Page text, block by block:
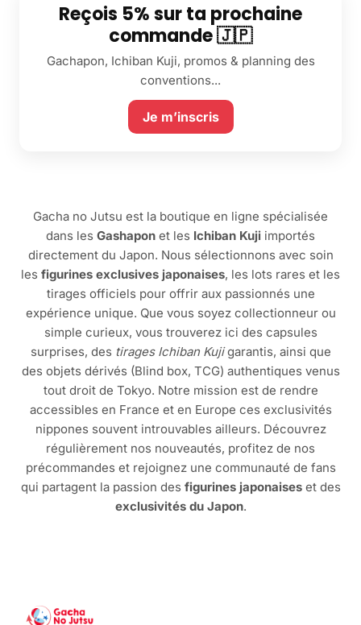
Reçois 5% sur ta prochaine
commande 🇯🇵
Gachapon, Ichiban Kuji, promos & planning des
conventions...
Je m’inscris
Gacha no Jutsu est la boutique en ligne spécialisée
dans les Gashapon et les Ichiban Kuji importés
directement du Japon. Nous sélectionnons avec soin
les figurines exclusives japonaises, les lots rares et les
tirages officiels pour offrir aux passionnés une
expérience unique. Que vous soyez collectionneur ou
simple curieux, vous trouverez ici des capsules
surprises, des tirages Ichiban Kujigarantis, ainsi que
des objets dérivés (Blind box, TCG) authentiques venus
tout droit de Tokyo. Notre mission est de rendre
accessibles en France et en Europe ces exclusivités
nippones souvent introuvables ailleurs. Découvrez
régulièrement nos nouveautés, profitez de nos
précommandes et rejoignez une communauté de fans
qui partagent la passion des figurines japonaiseset des
exclusivités du Japon.